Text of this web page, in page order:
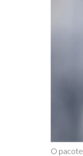
O